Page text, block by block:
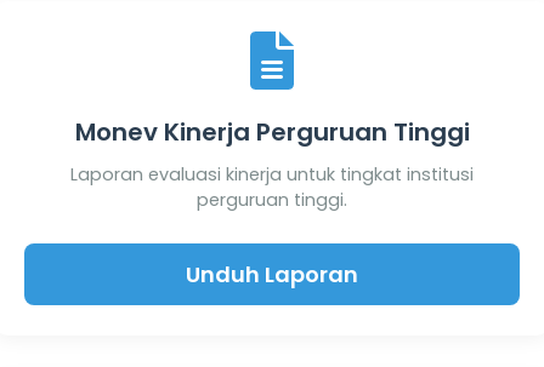
Monev Kinerja Perguruan Tinggi
Laporan evaluasi kinerja untuk tingkat institusi
perguruan tinggi.
Unduh Laporan